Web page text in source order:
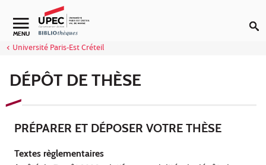
Aller au contenu
Navigation secondaire
MENU
Université Paris-Est Créteil
DÉPÔT DE THÈSE
PRÉPARER ET DÉPOSER VOTRE THÈSE
Textes règlementaires